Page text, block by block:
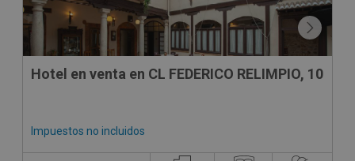
Hotel en venta en CL FEDERICO RELIMPIO, 10
Impuestos no incluidos